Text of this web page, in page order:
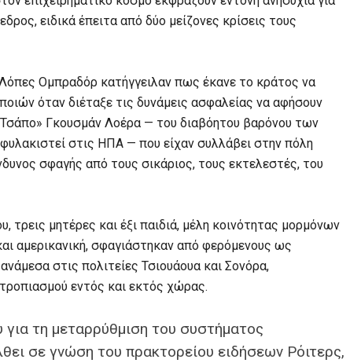
ειδικά έπειτα από δύο μείζονες κρίσεις τους
Ομπραδόρ κατήγγειλαν πως έκανε το κράτος να
όταν διέταξε τις δυνάμεις ασφαλείας να αφήσουν
Τσάπο» Γκουσμάν Λοέρα — του διαβόητου βαρόνου των
στις ΗΠΑ — που είχαν συλλάβει στην πόλη
σφαγής από τους σικάριος, τους εκτελεστές, του
τρεις μητέρες και έξι παιδιά, μέλη κοινότητας μορμόνων
αμερικανική, σφαγιάστηκαν από φερόμενους ως
στις πολιτείες Τσιουάουα και Σονόρα,
εντός και εκτός χώρας.
τη μεταρρύθμιση του συστήματος
σε γνώση του πρακτορείου ειδήσεων Ρόιτερς,